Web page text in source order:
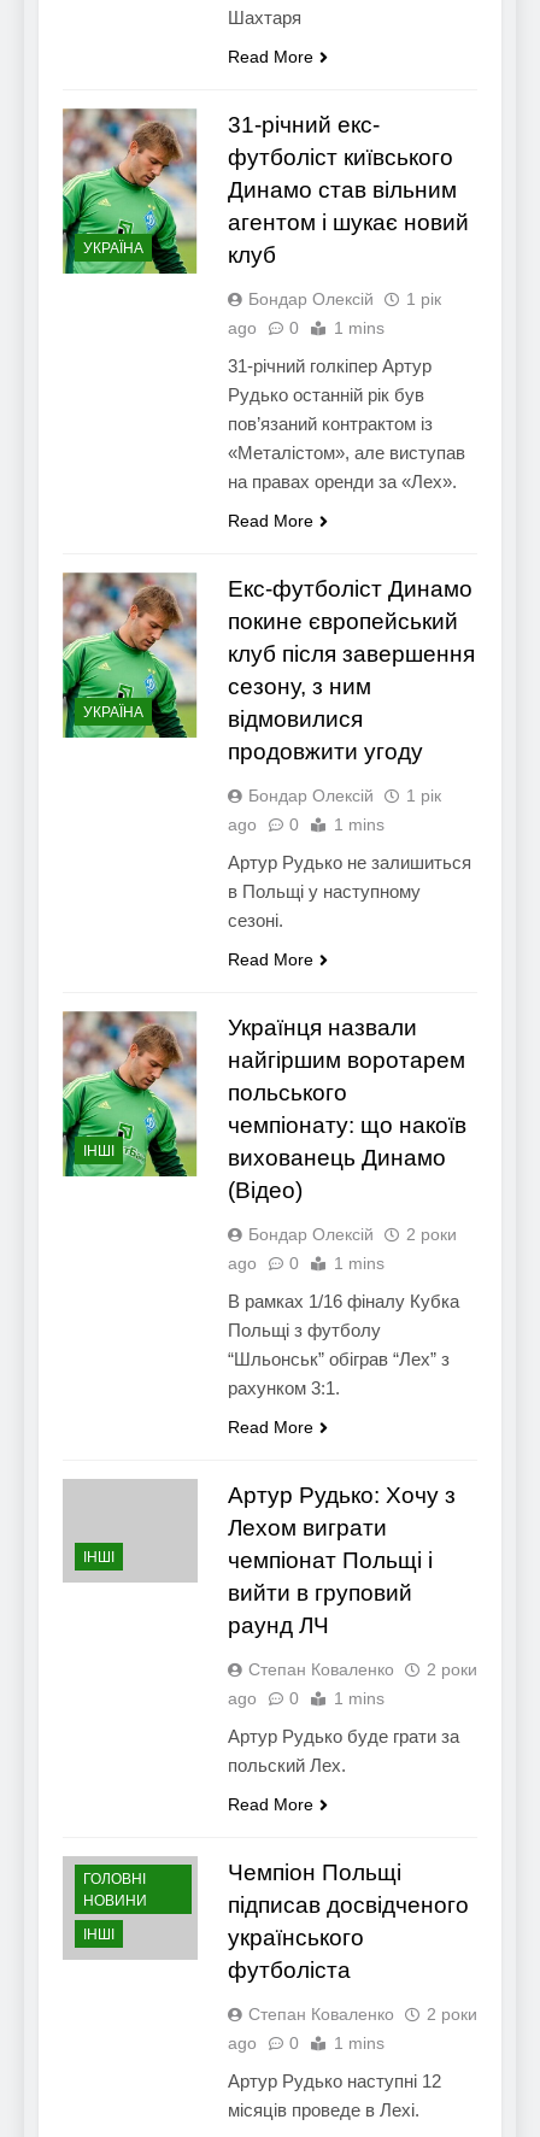
Шахтаря
Read More
УКРАЇНА
31-річний екс-
футболіст київського
Динамо став вільним
агентом і шукає новий
клуб
Бондар Олексій
1 рік
ago
0 1 mins
31-річний голкіпер Артур
Рудько останній рік був
пов’язаний контрактом із
«Металістом», але виступав
на правах оренди за «Лех».
Read More
УКРАЇНА
Екс-футболіст Динамо
покине європейський
клуб після завершення
сезону, з ним
відмовилися
продовжити угоду
Бондар Олексій
1 рік
ago
0 1 mins
Артур Рудько не залишиться
в Польщі у наступному
сезоні.
Read More
ІНШІ
Українця назвали
найгіршим воротарем
польського
чемпіонату: що накоїв
вихованець Динамо
(Відео)
Бондар Олексій
2 роки
ago
0 1 mins
В рамках 1/16 фіналу Кубка
Польщі з футболу
“Шльонськ” обіграв “Лех” з
рахунком 3:1.
Read More
ІНШІ
Артур Рудько: Хочу з
Лехом виграти
чемпіонат Польщі і
вийти в груповий
раунд ЛЧ
Степан Коваленко
2 роки
ago
0 1 mins
Артур Рудько буде грати за
польский Лех.
Read More
ГОЛОВНІ
НОВИНИ
ІНШІ
Чемпіон Польщі
підписав досвідченого
українського
футболіста
Степан Коваленко
2 роки
ago
0 1 mins
Артур Рудько наступні 12
місяців проведе в Лехі.